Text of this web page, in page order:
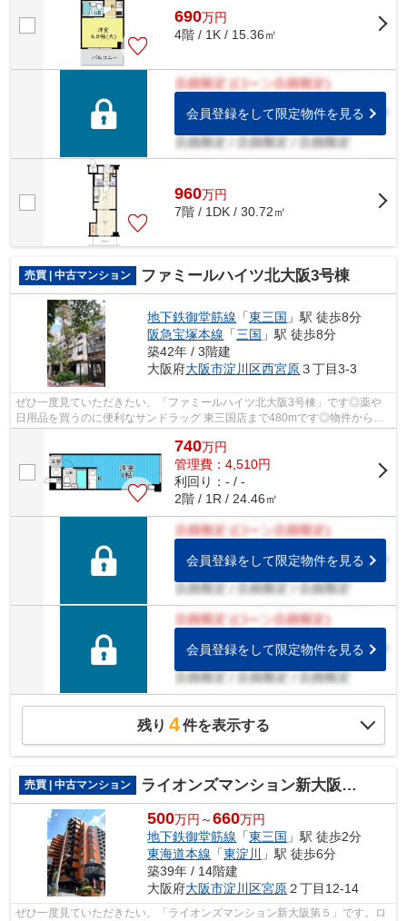
690万円
4階 / 1K / 15.36㎡
会員登録をして限定物件を見る
960万円
7階 / 1DK / 30.72㎡
売買 | 中古マンション ファミールハイツ北大阪3号棟
地下鉄御堂筋線 「東三国 」駅 徒歩8分
阪急宝塚本線 「三国 」駅 徒歩8分
築42年 / 3階建
大阪府大阪市淀川区西宮原３丁目3-3
ぜひ一度見ていただきたい、「ファミールハイツ北大阪3号棟」です◎薬や
日用品を買うのに便利なサンドラッグ 東三国店まで480mです◎物件から駅
まで徒歩8分です◎共有部分も清潔感があり...
740万円
管理費：4,510円
利回り：- / -
2階 / 1R / 24.46㎡
会員登録をして限定物件を見る
会員登録をして限定物件を見る
残り 4件を表示する
売買 | 中古マンション ライオンズマンション新大阪第５
500万円～660万円
地下鉄御堂筋線 「東三国 」駅 徒歩2分
東海道本線 「東淀川 」駅 徒歩6分
築39年 / 14階建
大阪府大阪市淀川区宮原２丁目12-14
ぜひ一度見ていただきたい、「ライオンズマンション新大阪第５」です。ロ